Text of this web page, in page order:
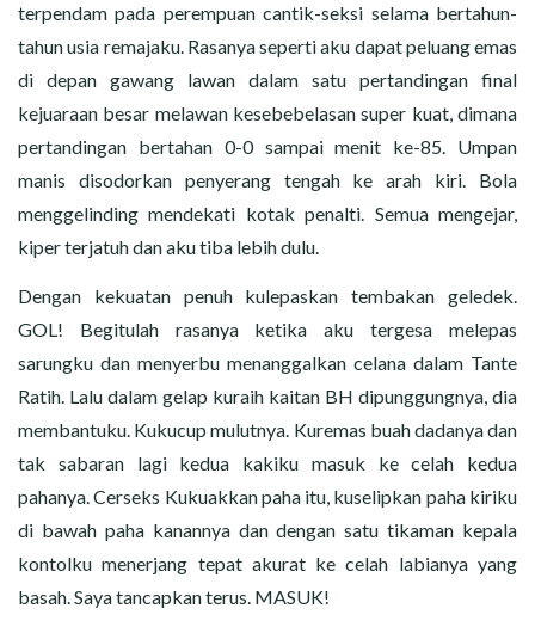
terpendam pada perempuan cantik-seksi selama bertahun-
tahun usia remajaku. Rasanya seperti aku dapat peluang emas
di depan gawang lawan dalam satu pertandingan final
kejuaraan besar melawan kesebebelasan super kuat, dimana
pertandingan bertahan 0-0 sampai menit ke-85. Umpan
manis disodorkan penyerang tengah ke arah kiri. Bola
menggelinding mendekati kotak penalti. Semua mengejar,
kiper terjatuh dan aku tiba lebih dulu.
Dengan kekuatan penuh kulepaskan tembakan geledek.
GOL! Begitulah rasanya ketika aku tergesa melepas
sarungku dan menyerbu menanggalkan celana dalam Tante
Ratih. Lalu dalam gelap kuraih kaitan BH dipunggungnya, dia
membantuku. Kukucup mulutnya. Kuremas buah dadanya dan
tak sabaran lagi kedua kakiku masuk ke celah kedua
pahanya. Cerseks Kukuakkan paha itu, kuselipkan paha kiriku
di bawah paha kanannya dan dengan satu tikaman kepala
kontolku menerjang tepat akurat ke celah labianya yang
basah. Saya tancapkan terus. MASUK!